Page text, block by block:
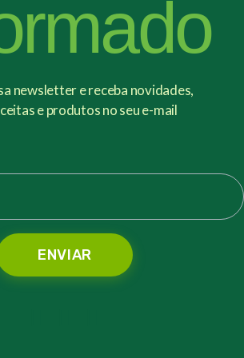
newsletter e receba novidades,
e produtos no seu e-mail